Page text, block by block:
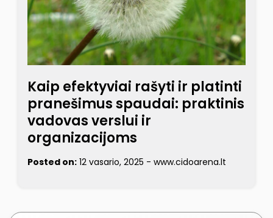
Kaip efektyviai rašyti ir platinti
pranešimus spaudai: praktinis
vadovas verslui ir
organizacijoms
Posted on: 12 vasario, 2025 - www.cidoarena.lt